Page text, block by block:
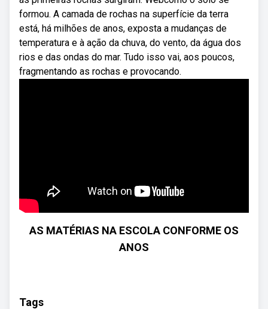
formou. A camada de rochas na superfície da terra
está, há milhões de anos, exposta a mudanças de
temperatura e à ação da chuva, do vento, da água dos
rios e das ondas do mar. Tudo isso vai, aos poucos,
fragmentando as rochas e provocando.
AS MATÉRIAS NA ESCOLA CONFORME OS
ANOS
Tags